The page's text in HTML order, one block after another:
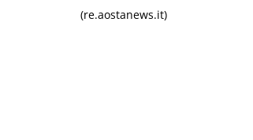
(re.aostanews.it)